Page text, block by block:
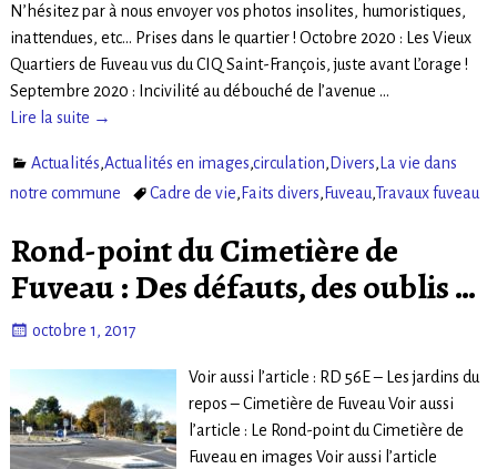
N’hésitez par à nous envoyer vos photos insolites, humoristiques,
inattendues, etc… Prises dans le quartier ! Octobre 2020 : Les Vieux
Quartiers de Fuveau vus du CIQ Saint-François, juste avant L’orage !
Septembre 2020 : Incivilité au débouché de l’avenue …
Lire la suite →
Actualités,Actualités en images,circulation, Divers, La vie dans
notre commune
Cadre de vie, Faits divers, Fuveau,Travaux fuveau
Rond-point du Cimetière de
Fuveau : Des défauts, des oublis …
octobre 1, 2017
Voir aussi l’article : RD 56E – Les jardins du
repos – Cimetière de Fuveau Voir aussi
l’article : Le Rond-point du Cimetière de
Fuveau en images Voir aussi l’article